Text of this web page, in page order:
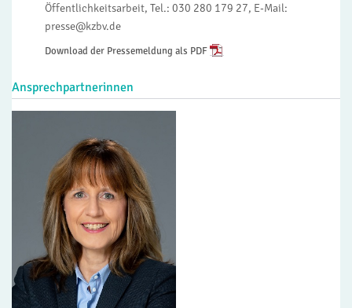
Öffentlichkeitsarbeit, Tel.: 030 280 179 27, E-Mail:
presse@kzbv.de
Download der Pressemeldung als PDF
Ansprechpartnerinnen